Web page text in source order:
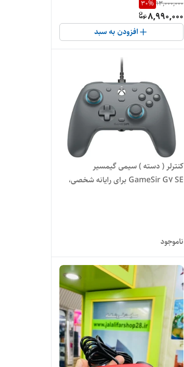
13,000,000
30%
8,990,000
افزودن به سبد
کنترلر ( دسته ) سیمی گیمسیر
GameSir G7 SE برای رایانه شخصی،
هدیه سری جدید
ناموجود